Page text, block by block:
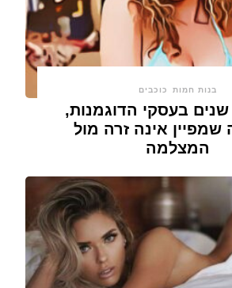
בנות חמות כוכבים
בעסקי הדוגמנות,
שמפיין אינה זרה מול
המצלמה